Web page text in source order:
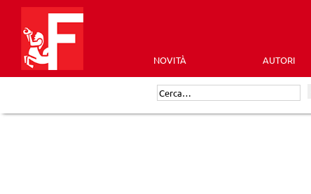
content
Futura
Editrice
NOVITÀ AUTORI
Cerca: